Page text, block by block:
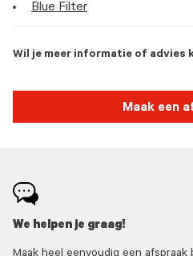
Blue Filter
Wil je meer informatie of advies
Maak een
We helpen je graag!